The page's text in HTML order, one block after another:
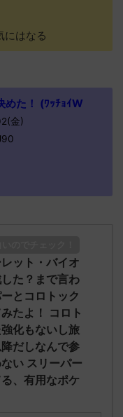
にはなる
めた！ (ﾜｯﾁｮｲW
金)
レット・バイオ
た？まで言わ
とコロトック
たよ！ コロト
化もないし旅
だしなんで参
い スリーパー
、有用なポケ